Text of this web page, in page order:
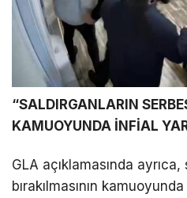
“SALDIRGANLARIN
KAMUOYUNDA İNFİAL
GLA açıklamasında
bırakılmasının